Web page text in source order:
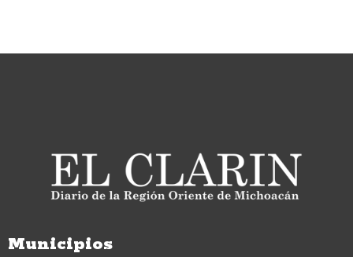
Municipios